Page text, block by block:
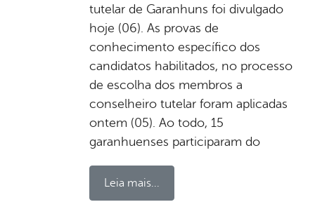
tutelar de Garanhuns foi divulgado
hoje (06). As provas de
conhecimento específico dos
candidatos habilitados, no processo
de escolha dos membros a
conselheiro tutelar foram aplicadas
ontem (05). Ao todo, 15
garanhuenses participaram do
Leia mais...